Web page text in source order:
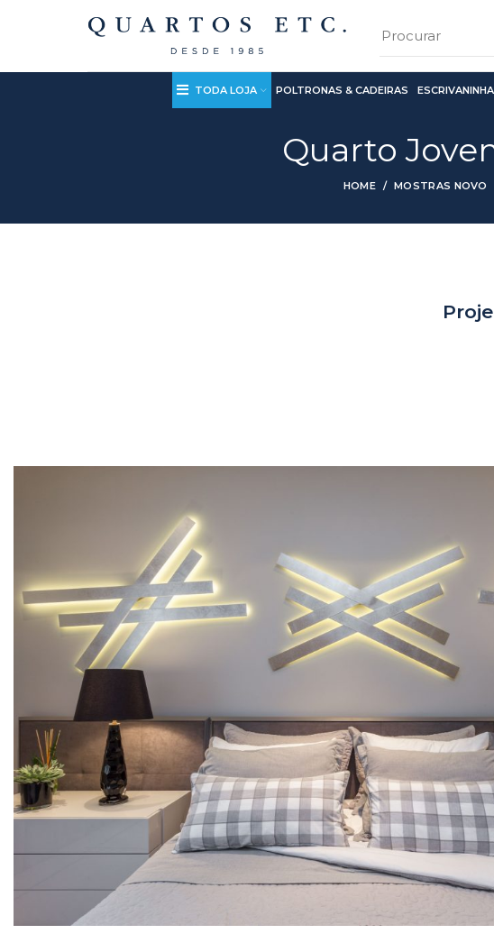
TODA LOJA POLTRONAS & CADEIRAS
Quarto
HOME MOSTRAS NOVO